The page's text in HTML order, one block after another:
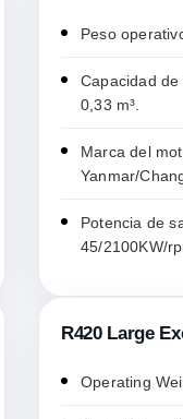
Peso
Capacidad
0,33 m³.
Marca del
Yanmar/
Potencia de
45/2100KW/
R420 Large
Operating